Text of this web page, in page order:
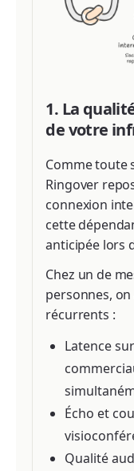
1. La
de votre
Comme toute
Ringover
connexion
cette
anticipée lors
Chez un de
personnes,
récurrents :
Latence
Écho et
Qualité